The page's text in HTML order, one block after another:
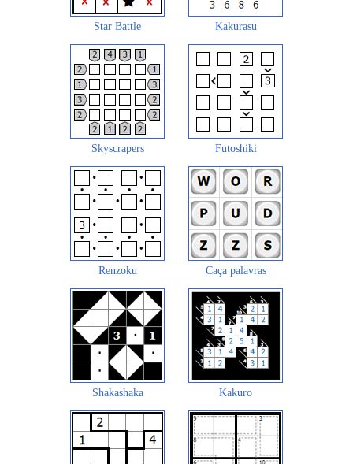
Star Battle Kakurasu
Skyscrapers Futoshiki
Renzoku Caça palavras
Shakashaka Kakuro